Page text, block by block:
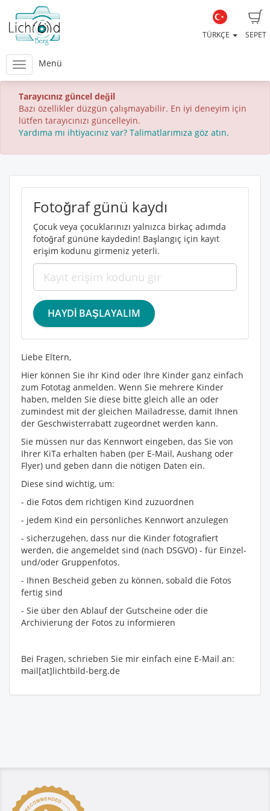
SEPET
TÜRKÇE
Menü
Tarayıcınız güncel değil
Bazı özellikler düzgün çalışmayabilir. En iyi deneyim için
lütfen tarayıcınızı güncelleyin.
Yardıma mı ihtiyacınız var? Talimatlarımıza göz atın.
Fotoğraf günü kaydı
Çocuk veya çocuklarınızı yalnızca birkaç adımda
fotoğraf gününe kaydedin! Başlangıç için kayıt
erişim kodunu girmeniz yeterli.
Liebe Eltern,
Hier können Sie ihr Kind oder Ihre Kinder ganz einfach
zum Fototag anmelden. Wenn Sie mehrere Kinder
haben, melden Sie diese bitte gleich alle an oder
zumindest mit der gleichen Mailadresse, damit Ihnen
der Geschwisterrabatt zugeordnet werden kann.
Sie müssen nur das Kennwort eingeben, das Sie von
Ihrer KiTa erhalten haben (per E-Mail, Aushang oder
Flyer) und geben dann die nötigen Daten ein.
Diese sind wichtig, um:
- die Fotos dem richtigen Kind zuzuordnen
- jedem Kind ein persönliches Kennwort anzulegen
- sicherzugehen, dass nur die Kinder fotografiert
werden, die angemeldet sind (nach DSGVO) - für Einzel-
und/oder Gruppenfotos.
- Ihnen Bescheid geben zu können, sobald die Fotos
fertig sind
- Sie über den Ablauf der Gutscheine oder die
Archivierung der Fotos zu informieren
Bei Fragen, schrieben Sie mir einfach eine E-Mail an:
mail[at]lichtbild-berg.de